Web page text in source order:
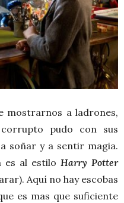
mostrarnos a ladrones,
pudo con sus
soñar y a sentir magia.
es al estilo Harry Potter
Aquí no hay escobas
es mas que suficiente